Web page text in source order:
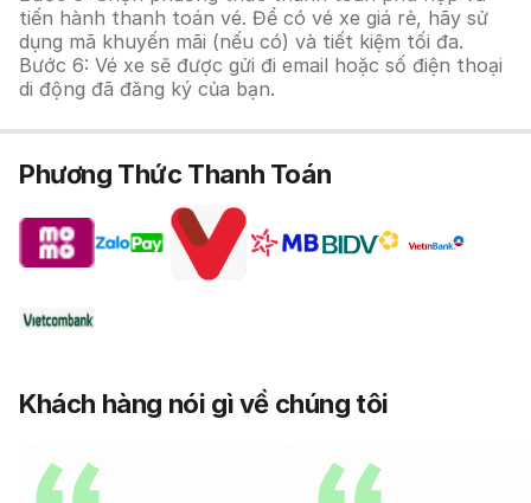
tiến hành thanh toán vé. Để có vé xe giá rẻ, hãy sử
dụng mã khuyến mãi (nếu có) và tiết kiệm tối đa.
Bước 6: Vé xe sẽ được gửi đi email hoặc số điện thoại
di động đã đăng ký của bạn.
Phương Thức Thanh Toán
Khách hàng nói gì về chúng tôi